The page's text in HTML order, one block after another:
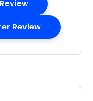
Opens New
ReviewOpens New